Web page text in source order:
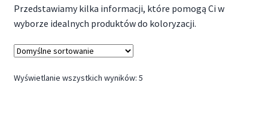
Przedstawiamy kilka informacji, które pomogą Ci w
wyborze idealnych produktów do koloryzacji.
Wyświetlanie wszystkich wyników: 5